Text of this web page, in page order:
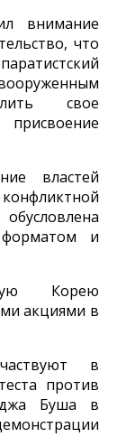
внимание
что
свое
властей
и
Корею
акциями в
в
против
Буша в